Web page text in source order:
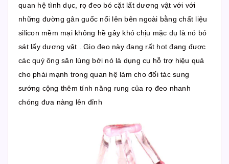
quan hệ tình dục, rọ đeo bó cặt lất dương vật với với
những đường gân guốc nổi lên bên ngoài bằng chất liệu
silicon mềm mại không hề gây khó chịu mặc dụ là nó bó
sát lấy dương vật . Giọ đeo này đang rất hot đang được
các quý ông săn lùng bởi nó là dụng cụ hỗ trợ hiệu quả
cho phái mạnh trong quan hệ làm cho đối tác sung
sướng cộng thêm tính năng rung của rọ đeo nhanh
chóng đưa nàng lên đỉnh